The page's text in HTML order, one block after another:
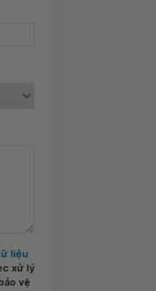
liệu
xử lý
vệ